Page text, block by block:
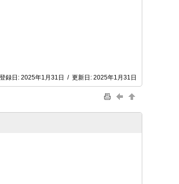
登録日: 2025年1月31日 / 更新日: 2025年1月31日